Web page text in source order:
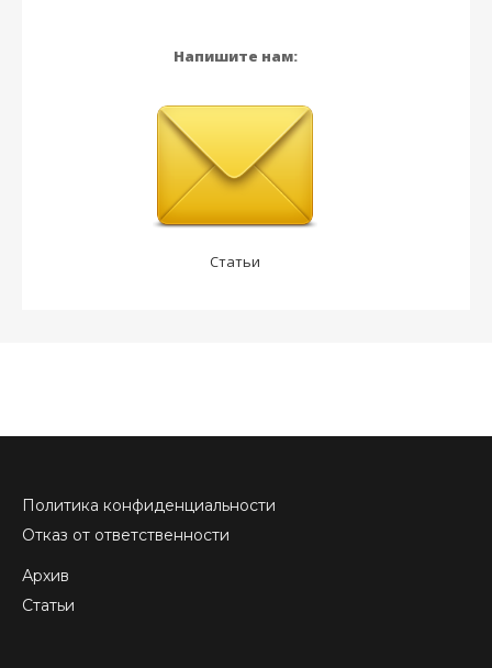
Напишите нам:
Статьи
Политика конфиденциальности
Отказ от ответственности
Архив
Статьи